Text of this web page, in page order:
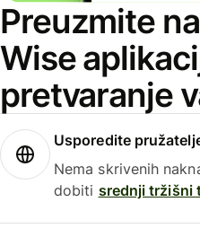
Preuzmite
Wise
pretvaranje
Usporedite
Nema skrivenih
dobiti srednji tržišni